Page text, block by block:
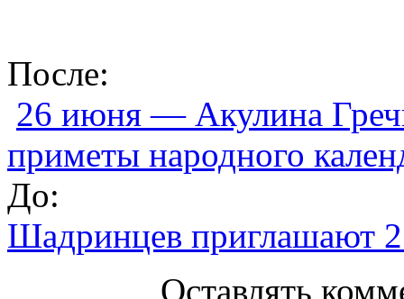
После:
26 июня — Акулина
приметы народного
До:
Шадринцев приглашают
Оставлять